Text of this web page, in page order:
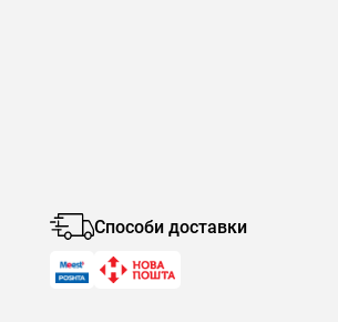
Способи доставки